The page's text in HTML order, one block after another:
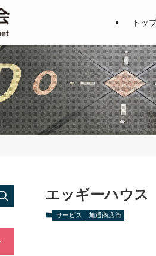
土居地区の商店街
トッ
エッギーハウス
サービス 旭通商店街